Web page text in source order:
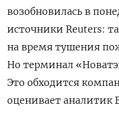
возобновилась в
источники Reuters:
на время тушения
Но терминал
Это обходится
оценивает аналитик